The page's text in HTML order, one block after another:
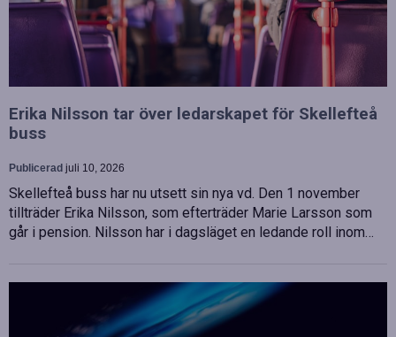
Erika Nilsson tar över ledarskapet för Skellefteå
buss
Publicerad juli 10, 2026
Skellefteå buss har nu utsett sin nya vd. Den 1 november
tillträder Erika Nilsson, som efterträder Marie Larsson som
går i pension. Nilsson har i dagsläget en ledande roll inom…